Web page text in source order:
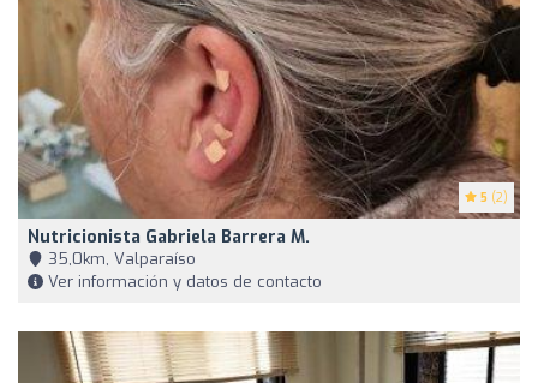
5 (2)
Nutricionista Gabriela Barrera M.
35,0km, Valparaíso
Ver información y datos de contacto